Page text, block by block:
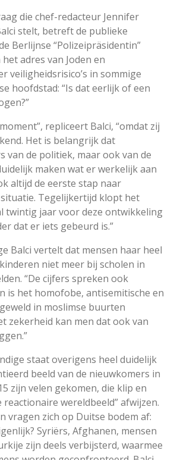
die chef-redacteur Jennifer
stelt, betreft de publieke
Berlijnse “Polizeipräsidentin”
adres van Joden en
veiligheidsrisico’s in sommige
hoofdstad: “Is dat eerlijk of een
repliceert Balci, “omdat zij
Het is belangrijk dat
van de politiek, maar ook van de
maken wat er werkelijk aan
altijd de eerste stap naar
Tegelijkertijd klopt het
twintig jaar voor deze ontwikkeling
dat er iets gebeurd is.”
Balci vertelt dat mensen haar heel
niet meer bij scholen in
“De cijfers spreken ook
is het homofobe, antisemitische en
in moslimse buurten
zekerheid kan men dat ook van
staat overigens heel duidelijk
beeld van de nieuwkomers in
zijn velen gekomen, die klip en
reactionaire wereldbeeld” afwijzen.
vragen zich op Duitse bodem af:
Syriërs, Afghanen, mensen
zijn deels verbijsterd, waarmee